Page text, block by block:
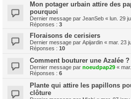
Mon potager urbain attire des
pourquoi
Dernier message par JeanSeb « lun. 29
Réponses : 3
Floraisons de cerisiers
Dernier message par Apijardin « mar. 23
Réponses : 10
Comment bouturer une Azalée ?
Dernier message par noeudpap29 «
Réponses : 6
Plante qui attire les papillons
clôture